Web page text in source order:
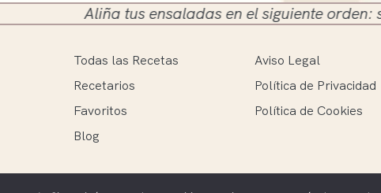
Aliña tus ensaladas en el siguiente orden: sal,
Todas las Recetas
Recetarios
Favoritos
Blog
Aviso Legal
Política de Privacidad
Política de Cookies